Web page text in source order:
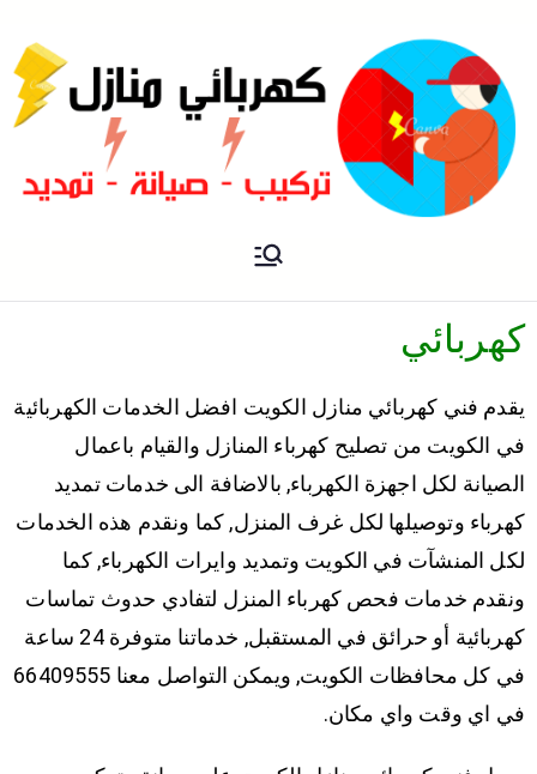
فني كهربائي منازل الكويت
كهربائي
يقدم فني كهربائي منازل الكويت افضل الخدمات الكهربائية
في الكويت من تصليح كهرباء المنازل والقيام باعمال
الصيانة لكل اجهزة الكهرباء, بالاضافة الى خدمات تمديد
كهرباء وتوصيلها لكل غرف المنزل, كما ونقدم هذه الخدمات
لكل المنشآت في الكويت وتمديد وايرات الكهرباء, كما
ونقدم خدمات فحص كهرباء المنزل لتفادي حدوث تماسات
كهربائية أو حرائق في المستقبل, خدماتنا متوفرة 24 ساعة
في كل محافظات الكويت, ويمكن التواصل معنا 66409555
في اي وقت واي مكان.